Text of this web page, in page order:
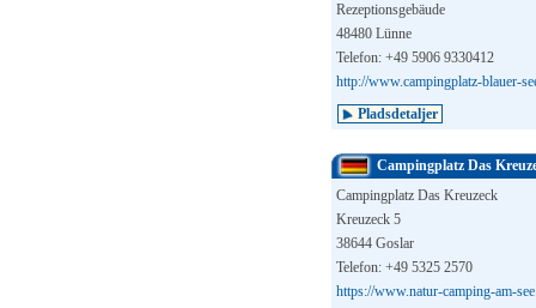
Rezeptionsgebäude
48480 Lünne
Telefon: +49 5906 9330412
http://www.campingplatz-blauer-
Pladsdetaljer
Campingplatz Das
Campingplatz Das Kreuzeck
Kreuzeck 5
38644 Goslar
Telefon: +49 5325 2570
https://www.natur-camping-am-